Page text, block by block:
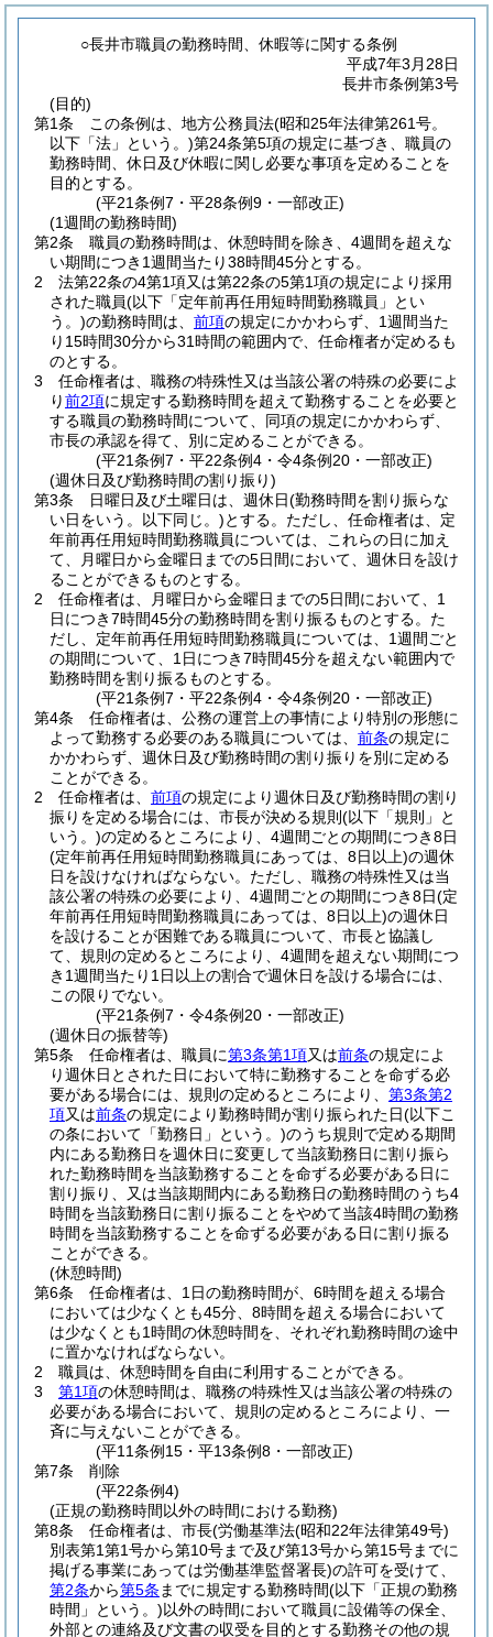
○長井市職員の勤務時間、休暇等に関する条例
平成7年3月28日
長井市条例第3号
(目的)
第1条
この条例は、地方公務員法(昭和25年法律第261号。
以下「法」という。)第24条第5項の規定に基づき、職員の
勤務時間、休日及び休暇に関し必要な事項を定めることを
目的とする。
(平21条例7・平28条例9・一部改正)
(1週間の勤務時間)
第2条
職員の勤務時間は、休憩時間を除き、4週間を超えな
い期間につき1週間当たり38時間45分とする。
2
法第22条の4第1項又は第22条の5第1項の規定により採用
された職員(以下「定年前再任用短時間勤務職員」とい
う。)の勤務時間は、 前項の規定にかかわらず、1週間当た
り15時間30分から31時間の範囲内で、任命権者が定めるも
のとする。
3
任命権者は、職務の特殊性又は当該公署の特殊の必要によ
り前2項に規定する勤務時間を超えて勤務することを必要と
する職員の勤務時間について、同項の規定にかかわらず、
市長の承認を得て、別に定めることができる。
(平21条例7・平22条例4・令4条例20・一部改正)
(週休日及び勤務時間の割り振り)
第3条
日曜日及び土曜日は、週休日(勤務時間を割り振らな
い日をいう。以下同じ。)とする。 ただし、任命権者は、定
年前再任用短時間勤務職員については、これらの日に加え
て、月曜日から金曜日までの5日間において、週休日を設け
ることができるものとする。
2
任命権者は、月曜日から金曜日までの5日間において、1
日につき7時間45分の勤務時間を割り振るものとする。 た
だし、定年前再任用短時間勤務職員については、1週間ごと
の期間について、1日につき7時間45分を超えない範囲内で
勤務時間を割り振るものとする。
(平21条例7・平22条例4・令4条例20・一部改正)
第4条
任命権者は、公務の運営上の事情により特別の形態に
よって勤務する必要のある職員については、 前条の規定に
かかわらず、週休日及び勤務時間の割り振りを別に定める
ことができる。
2
任命権者は、 前項の規定により週休日及び勤務時間の割り
振りを定める場合には、市長が決める規則 (以下「規則」と
いう。)の定めるところにより、4週間ごとの期間につき8日
(定年前再任用短時間勤務職員にあっては、8日以上)の週休
日を設けなければならない。 ただし、職務の特殊性又は当
該公署の特殊の必要により、4週間ごとの期間につき8日(定
年前再任用短時間勤務職員にあっては、8日以上)の週休日
を設けることが困難である職員について、市長と協議し
て、規則の定めるところにより、4週間を超えない期間につ
き1週間当たり1日以上の割合で週休日を設ける場合には、
この限りでない。
(平21条例7・令4条例20・一部改正)
(週休日の振替等)
第5条
任命権者は、職員に第3条第1項又は前条の規定によ
り週休日とされた日において特に勤務することを命ずる必
要がある場合には、規則の定めるところにより、 第3条第2
項又は前条の規定により勤務時間が割り振られた日(以下こ
の条において「勤務日」という。)のうち規則で定める期間
内にある勤務日を週休日に変更して当該勤務日に割り振ら
れた勤務時間を当該勤務することを命ずる必要がある日に
割り振り、又は当該期間内にある勤務日の勤務時間のうち4
時間を当該勤務日に割り振ることをやめて当該4時間の勤務
時間を当該勤務することを命ずる必要がある日に割り振る
ことができる。
(休憩時間)
第6条
任命権者は、1日の勤務時間が、6時間を超える場合
においては少なくとも45分、8時間を超える場合において
は少なくとも1時間の休憩時間を、それぞれ勤務時間の途中
に置かなければならない。
2
職員は、休憩時間を自由に利用することができる。
3
第1項の休憩時間は、職務の特殊性又は当該公署の特殊の
必要がある場合において、規則の定めるところにより、一
斉に与えないことができる。
(平11条例15・平13条例8・一部改正)
第7条
削除
(平22条例4)
(正規の勤務時間以外の時間における勤務)
第8条
任命権者は、市長(労働基準法(昭和22年法律第49号)
別表第1第1号から第10号まで及び第13号から第15号までに
掲げる事業にあっては労働基準監督署長)の許可を受けて、
第2条から第5条 までに規定する勤務時間(以下「正規の勤務
時間」という。)以外の時間において職員に設備等の保全、
外部との連絡及び文書の収受を目的とする勤務その他の規